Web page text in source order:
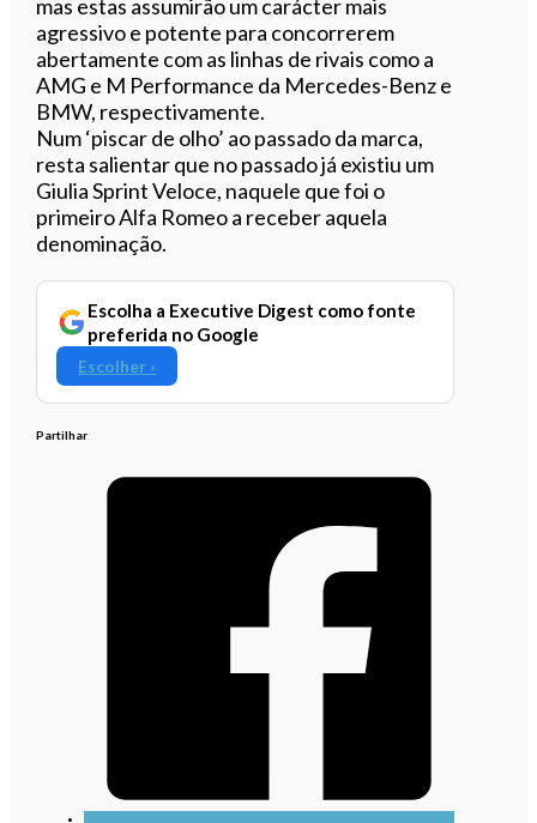
mas estas assumirão um carácter mais
agressivo e potente para concorrerem
abertamente com as linhas de rivais como a
AMG e M Performance da Mercedes-Benz e
BMW, respectivamente.
Num ‘piscar de olho’ ao passado da marca,
resta salientar que no passado já existiu um
Giulia Sprint Veloce, naquele que foi o
primeiro Alfa Romeo a receber aquela
denominação.
Escolha a Executive Digest como fonte
preferida no Google
Escolher ›
Partilhar